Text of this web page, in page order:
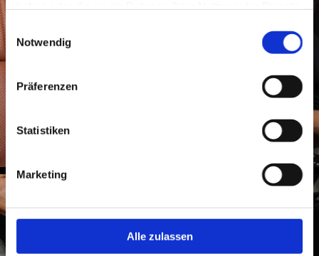
Einwilligungsauswahl
Notwendig
Präferenzen
Statistiken
Marketing
Alle zulassen